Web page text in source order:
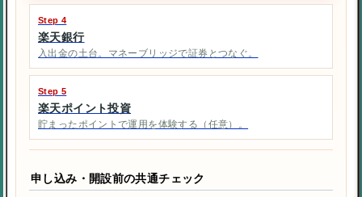
Step 4
楽天銀行
入出金の土台。マネーブリッジで証券とつなぐ。
Step 5
楽天ポイント投資
貯まったポイントで運用を体験する（任意）。
申し込み・開設前の共通チェック